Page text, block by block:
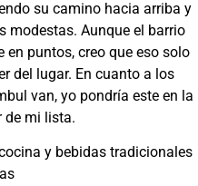
su camino hacia arriba y
modestas. Aunque el barrio
en puntos, creo que eso solo
del lugar. En cuanto a los
van, yo pondría este en la
de mi lista.
y bebidas tradicionales